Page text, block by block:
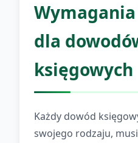
dla
księgowych
Każdy dowód
swojego rodzaju,